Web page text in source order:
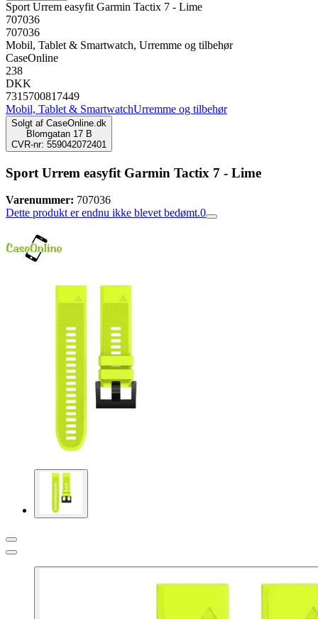
Sport Urrem easyfit Garmin Tactix 7 - Lime
707036
707036
Mobil, Tablet & Smartwatch, Urremme og tilbehør
CaseOnline
238
DKK
7315700817449
Mobil, Tablet & SmartwatchUrremme og tilbehør
Solgt af CaseOnline.dk
Blomgatan 17 B
CVR-nr: 559042072401
Sport Urrem easyfit Garmin Tactix 7 - Lime
Varenummer: 707036
Dette produkt er endnu ikke blevet bedømt.0